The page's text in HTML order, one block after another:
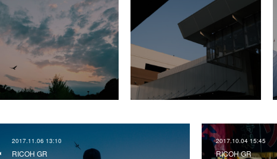
2017.11.06 13:10
RICOH GR
2017.10.04 15:45
RICOH GR